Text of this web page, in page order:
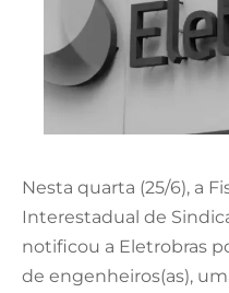
Nesta quarta (25/6), a
Interestadual de
notificou a Eletrobras
de engenheiros(as),